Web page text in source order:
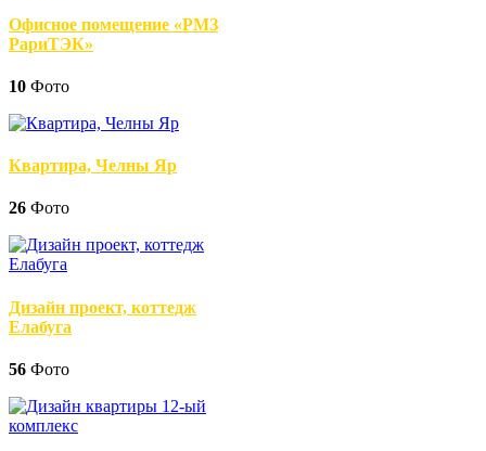
Офисное помещение «РМЗ
РариТЭК»
10 Фото
Квартира, Челны Яр
26 Фото
Дизайн проект, коттедж
Елабуга
56 Фото